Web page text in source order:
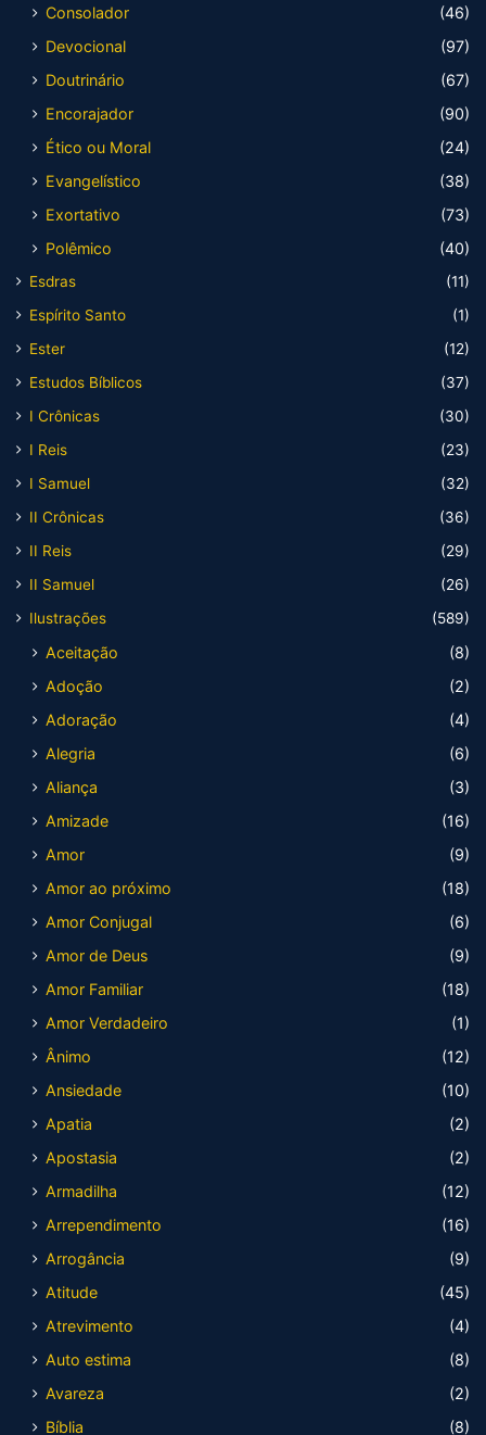
Consolador
(46)
Devocional
(97)
Doutrinário
(67)
Encorajador
(90)
Ético ou Moral
(24)
Evangelístico
(38)
Exortativo
(73)
Polêmico
(40)
Esdras
(11)
Espírito Santo
(1)
Ester
(12)
Estudos Bíblicos
(37)
I Crônicas
(30)
I Reis
(23)
I Samuel
(32)
II Crônicas
(36)
II Reis
(29)
II Samuel
(26)
Ilustrações
(589)
Aceitação
(8)
Adoção
(2)
Adoração
(4)
Alegria
(6)
Aliança
(3)
Amizade
(16)
Amor
(9)
Amor ao próximo
(18)
Amor Conjugal
(6)
Amor de Deus
(9)
Amor Familiar
(18)
Amor Verdadeiro
(1)
Ânimo
(12)
Ansiedade
(10)
Apatia
(2)
Apostasia
(2)
Armadilha
(12)
Arrependimento
(16)
Arrogância
(9)
Atitude
(45)
Atrevimento
(4)
Auto estima
(8)
Avareza
(2)
Bíblia
(8)